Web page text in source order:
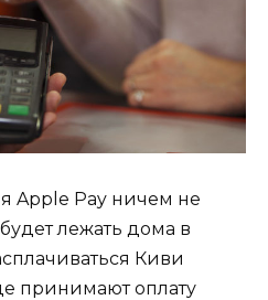
Apple Pay ничем не
будет лежать дома в
Киви
принимают оплату